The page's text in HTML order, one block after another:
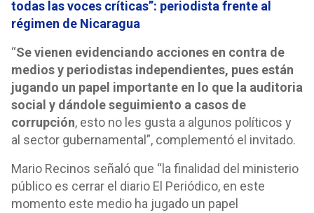
todas las voces críticas”: periodista frente al
régimen de Nicaragua
“Se vienen evidenciando acciones en contra de
medios y periodistas independientes, pues están
jugando un papel importante en lo que la auditoria
social y dándole seguimiento a casos de
corrupción, esto no les gusta a algunos políticos y
al sector gubernamental”, complementó el invitado.
Mario Recinos señaló que “la finalidad del ministerio
público es cerrar el diario El Periódico, en este
momento este medio ha jugado un papel